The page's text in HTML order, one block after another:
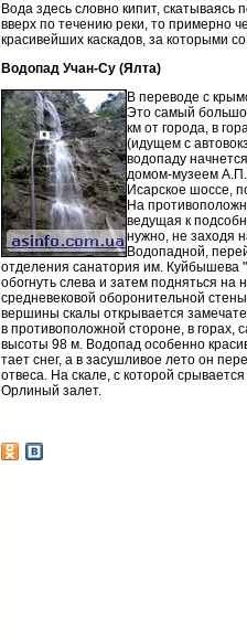
Вода здесь словно кипит,
вверх по течению реки, то примерно
красивейших каскадов, за которыми
Водопад Учан-Су (Ялта)
В переводе с
Это самый
км от города, в
(идущем с
водопаду
домом-музеем
Исарское шоссе,
На
ведущая к
нужно, не заходя
Водопадной,
отделения санатория им. Куйбышева
обогнуть слева и затем подняться на
средневековой оборонительной
вершины скалы открывается
в противоположной стороне, в горах,
высоты 98 м. Водопад особенно
тает снег, а в засушливое лето он
отвеса. На скале, с которой
Орлиный залет.